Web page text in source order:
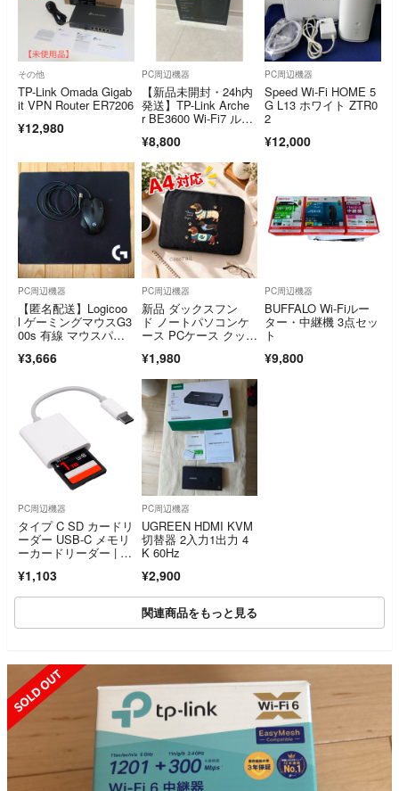
その他
TP-Link Omada Gigab
it VPN Router ER7206
¥12,980
PC周辺機器
【新品未開封・24h内
発送】TP-Link Arche
r BE3600 Wi-Fi7 ルー
¥8,800
PC周辺機器
Speed Wi-Fi HOME 5
G L13 ホワイト ZTR0
2
¥12,000
PC周辺機器
【匿名配送】Logicoo
l ゲーミングマウスG3
00s 有線 マウスパッ
¥3,666
PC周辺機器
新品 ダックスフン
ド ノートパソコンケ
ース PCケース クッシ
好き 癒し ギフト プレ
ゼント 通勤 通学
¥1,980
PC周辺機器
BUFFALO Wi-Fiルー
ター・中継機 3点セッ
ト
¥9,800
PC周辺機器
タイプ C SD カードリ
ーダー USB-C メモリ
ーカードリーダー | O
¥1,103
PC周辺機器
UGREEN HDMI KVM
切替器 2入力1出力 4
K 60Hz
¥2,900
関連商品をもっと見る